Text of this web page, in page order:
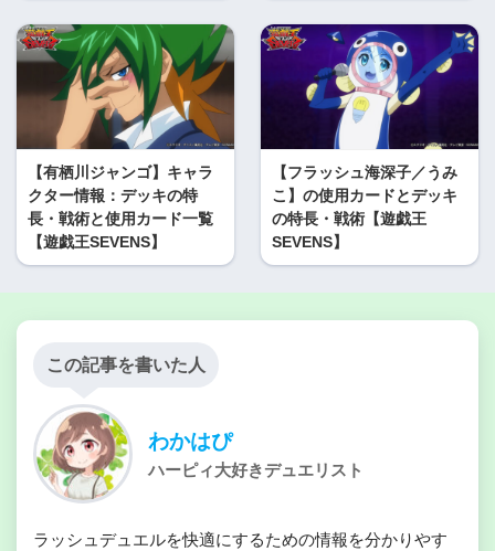
【有栖川ジャンゴ】キャラ
クター情報：デッキの特
長・戦術と使用カード一覧
【遊戯王SEVENS】
【フラッシュ海深子／うみ
こ】の使用カードとデッキ
の特長・戦術【遊戯王
SEVENS】
この記事を書いた人
わかはぴ
ハーピィ大好きデュエリスト
ラッシュデュエルを快適にするための情報を分かりやす